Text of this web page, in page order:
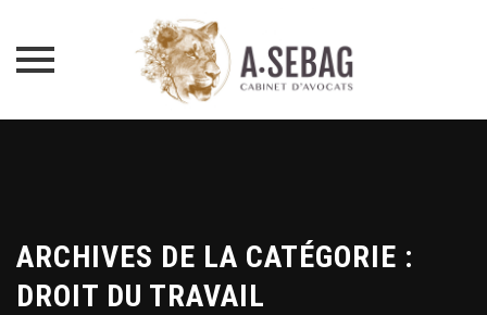
ARCHIVES DE LA CATÉGORIE :
DROIT DU TRAVAIL